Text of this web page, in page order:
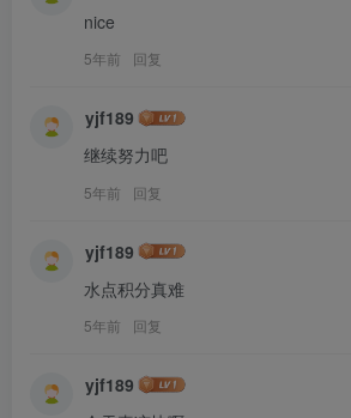
nice
5年前 回复
yjf189
继续努力吧
5年前 回复
yjf189
水点积分真难
5年前 回复
yjf189